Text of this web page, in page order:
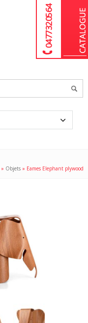
04 77 32 05 64
» Objets » Eames Elephant plywood